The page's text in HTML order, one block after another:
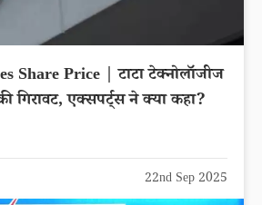
Share Price | टाटा टेक्नोलॉजीज
गिरावट, एक्सपर्ट्स ने क्या कहा?
22nd Sep 2025